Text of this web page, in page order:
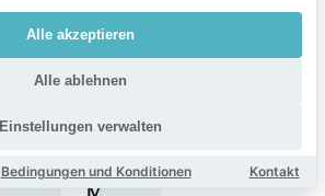
kostenpflichtig?
Wie lange
Straßenrand
in der Nähe
de la
Alle akzeptieren
Alle ablehnen
Einstellungen verwalten
Bedingungen und Konditionen Kontakt